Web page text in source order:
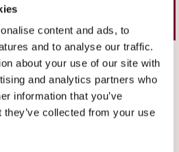
content and ads, to
and to analyse our traffic.
about your use of our site with
and analytics partners who
information that you’ve
collected from your use
produkter
Välj färg